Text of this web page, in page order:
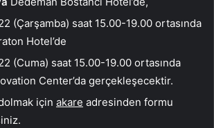
(Çarşamba) saat 15.00-19.00 ortasında
Hotel’de
(Cuma) saat 15.00-19.00 ortasında
Center’da gerçekleşecektir.
için akare adresinden formu